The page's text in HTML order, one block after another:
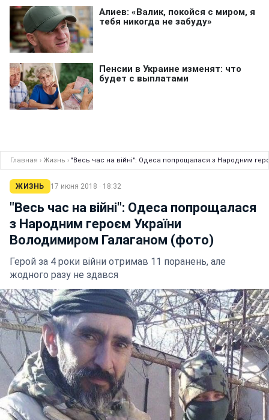
Главная › Жизнь › "Весь час на війні": Одеса попрощалася з Народним
ЖИЗНЬ 17 июня 2018 · 18:32
"Весь час на війні": Одеса попрощалася
з Народним героєм України
Володимиром Галаганом (фото)
Герой за 4 роки війни отримав 11 поранень, але
жодного разу не здався